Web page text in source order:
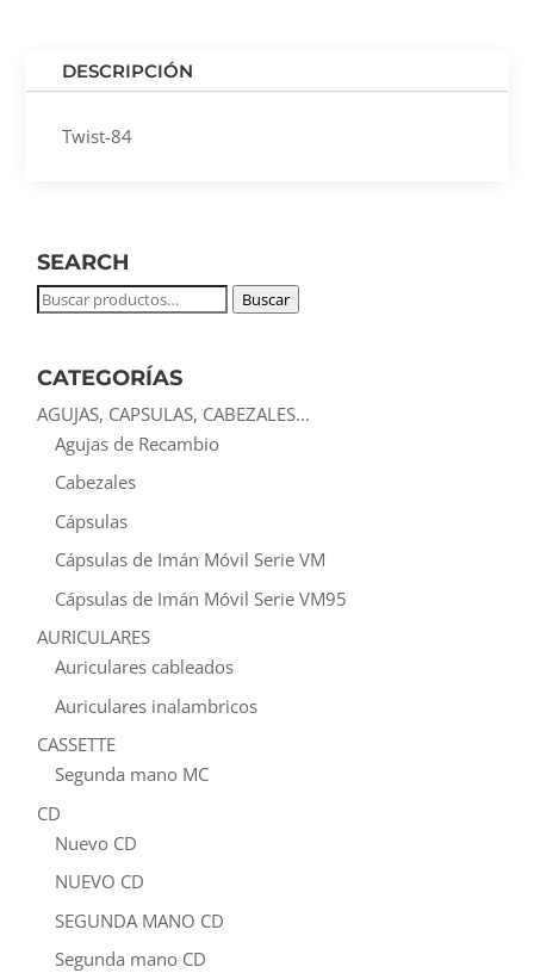
DESCRIPCIÓN
Twist-84
SEARCH
Buscar
Buscar
CATEGORÍAS
AGUJAS, CAPSULAS, CABEZALES...
Agujas de Recambio
Cabezales
Cápsulas
Cápsulas de Imán Móvil Serie VM
Cápsulas de Imán Móvil Serie VM95
AURICULARES
Auriculares cableados
Auriculares inalambricos
CASSETTE
Segunda mano MC
CD
Nuevo CD
NUEVO CD
SEGUNDA MANO CD
Segunda mano CD